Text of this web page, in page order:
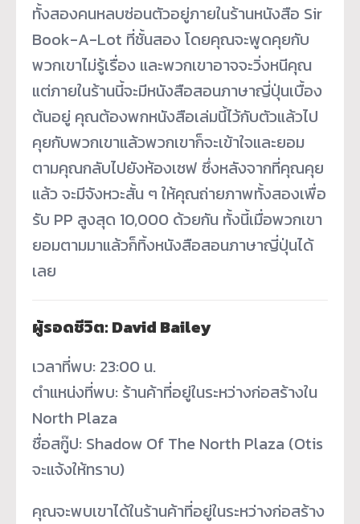
ทั้งสองคนหลบซ่อนตัวอยู่ภายในร้านหนังสือ Sir
Book-A-Lot ที่ชั้นสอง โดยคุณจะพูดคุยกับ
พวกเขาไม่รู้เรื่อง และพวกเขาอาจจะวิ่งหนีคุณ
แต่ภายในร้านนี้จะมีหนังสือสอนภาษาญี่ปุ่นเบื้อง
ต้นอยู่ คุณต้องพกหนังสือเล่มนี้ไว้กับตัวแล้วไป
คุยกับพวกเขาแล้วพวกเขาก็จะเข้าใจและยอม
ตามคุณกลับไปยังห้องเซฟ ซึ่งหลังจากที่คุณคุย
แล้ว จะมีจังหวะสั้น ๆ ให้คุณถ่ายภาพทั้งสองเพื่อ
รับ PP สูงสุด 10,000 ด้วยกัน ทั้งนี้เมื่อพวกเขา
ยอมตามมาแล้วก็ทิ้งหนังสือสอนภาษาญี่ปุ่นได้
เลย
ผู้รอดชีวิต: David Bailey
เวลาที่พบ: 23:00 น.
ตำแหน่งที่พบ: ร้านค้าที่อยู่ในระหว่างก่อสร้างใน
North Plaza
ชื่อสกู๊ป: Shadow Of The North Plaza (Otis
จะแจ้งให้ทราบ)
คุณจะพบเขาได้ในร้านค้าที่อยู่ในระหว่างก่อสร้าง